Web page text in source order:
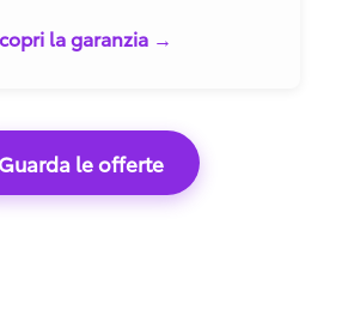
la garanzia →
Guarda le offerte